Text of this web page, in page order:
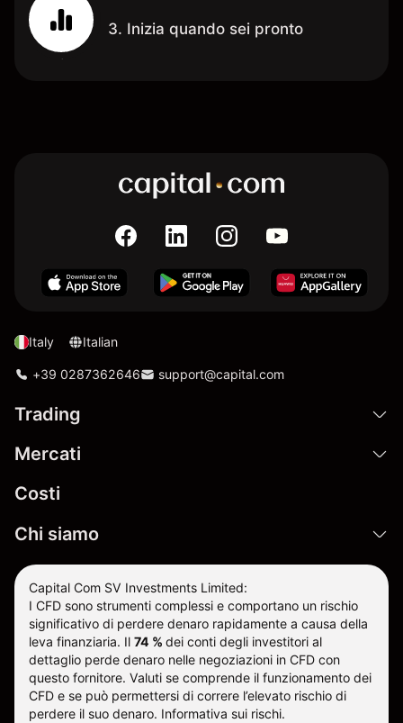
3. Inizia quando sei pronto
Italy Italian
+39 0287362646 support@capital.com
Trading
Mercati
Costi
Chi siamo
Capital Com SV Investments Limited:
I CFD sono strumenti complessi e comportano un rischio
significativo di perdere denaro rapidamente a causa della
leva finanziaria. Il 74 % dei conti degli investitori al
dettaglio perde denaro nelle negoziazioni in CFD con
questo fornitore. Valuti se comprende il funzionamento dei
CFD e se può permettersi di correre l’elevato rischio di
perdere il suo denaro. Informativa sui rischi.